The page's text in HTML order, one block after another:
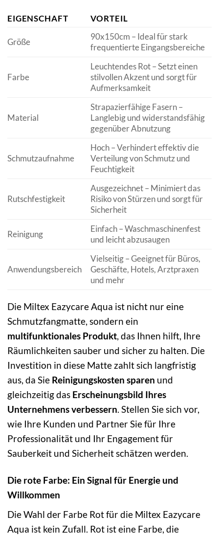
EIGENSCHAFT VORTEIL
Größe
90x150cm – Ideal für stark
frequentierte Eingangsbereiche
Farbe
Leuchtendes Rot – Setzt einen
stilvollen Akzent und sorgt für
Aufmerksamkeit
Material
Strapazierfähige Fasern –
Langlebig und widerstandsfähig
gegenüber Abnutzung
Schmutzaufnahme
Hoch – Verhindert effektiv die
Verteilung von Schmutz und
Feuchtigkeit
Rutschfestigkeit
Ausgezeichnet – Minimiert das
Risiko von Stürzen und sorgt für
Sicherheit
Reinigung
Einfach – Waschmaschinenfest
und leicht abzusaugen
Anwendungsbereich
Vielseitig – Geeignet für Büros,
Geschäfte, Hotels, Arztpraxen
und mehr
Die Miltex Eazycare Aqua ist nicht nur eine
Schmutzfangmatte, sondern ein
multifunktionales Produkt, das Ihnen hilft, Ihre
Räumlichkeiten sauber und sicher zu halten. Die
Investition in diese Matte zahlt sich langfristig
aus, da Sie Reinigungskosten sparen und
gleichzeitig das Erscheinungsbild Ihres
Unternehmens verbessern. Stellen Sie sich vor,
wie Ihre Kunden und Partner Sie für Ihre
Professionalität und Ihr Engagement für
Sauberkeit und Sicherheit schätzen werden.
Die rote Farbe: Ein Signal für Energie und
Willkommen
Die Wahl der Farbe Rot für die Miltex Eazycare
Aqua ist kein Zufall. Rot ist eine Farbe, die